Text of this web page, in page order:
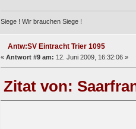
Siege ! Wir brauchen Siege !
Antw:SV Eintracht Trier 1095
« Antwort #9 am: 12. Juni 2009, 16:32:06 »
Zitat von: